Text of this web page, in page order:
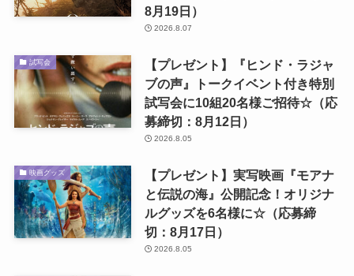
8月19日）
2026.8.07
試写会
【プレゼント】『ヒンド・ラジャ
ブの声』トークイベント付き特別
試写会に10組20名様ご招待☆（応
募締切：8月12日）
2026.8.05
映画グッズ
【プレゼント】実写映画『モアナ
と伝説の海』公開記念！オリジナ
ルグッズを6名様に☆（応募締
切：8月17日）
2026.8.05